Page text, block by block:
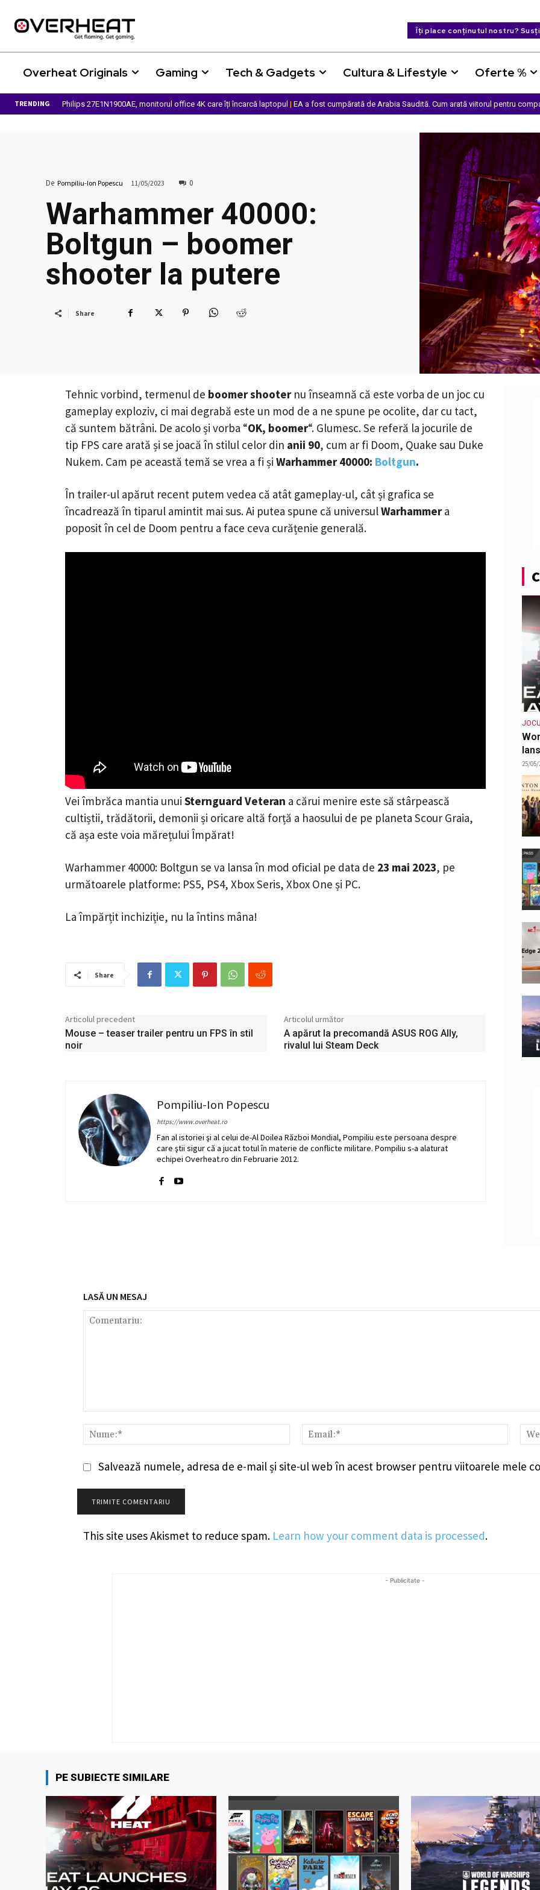
Îți place conținutul nostru?
Overheat Originals Gaming Tech & Gadgets Cultura & Lifestyle Oferte %
TRENDING Philips 27E1N1900AE, monitorul office 4K care îți încarcă laptopul | EA a fost cumpărată de Arabia Saudită. Cum arată viitorul pentru
De Pompiliu-Ion Popescu 11/05/2023 0
Warhammer 40000:
Boltgun – boomer
shooter la putere
Share
Tehnic vorbind, termenul de boomer shooternu înseamnă că este vorba de un joc cu
gameplay exploziv, ci mai degrabă este un mod de a ne spune pe ocolite, dar cu tact,
că suntem bătrâni. De acolo și vorba “OK, boomer“. Glumesc. Se referă la jocurile de
tip FPS care arată și se joacă în stilul celor din anii 90, cum ar fi Doom, Quake sau Duke
Nukem. Cam pe această temă se vrea a fi și Warhammer 40000: Boltgun.
În trailer-ul apărut recent putem vedea că atât gameplay-ul, cât și grafica se
încadrează în tiparul amintit mai sus. Ai putea spune că universulWarhammera
poposit în cel de Doom pentru a face ceva curățenie generală.
Vei îmbrăca mantia unui Sternguard Veteran a cărui menire este să stârpească
cultiștii, trădătorii, demonii și oricare altă forță a haosului de pe planeta Scour Graia,
că așa este voia mărețului Împărat!
Warhammer 40000: Boltgun se va lansa în mod oficial pe data de 23 mai 2023, pe
următoarele platforme: PS5, PS4, Xbox Seris, Xbox One și PC.
La împărțit inchiziție, nu la întins mâna!
Share
Articolul precedent
Mouse – teaser trailer pentru un FPS în stil
noir
Articolul următor
A apărut la precomandă ASUS ROG Ally,
rivalul lui Steam Deck
Pompiliu-Ion Popescu
https://www.overheat.ro
Fan al istoriei şi al celui de-Al Doilea Război Mondial, Pompiliu este persoana despre
care ştii sigur că a jucat totul în materie de conflicte militare. Pompiliu s-a alaturat
echipei Overheat.ro din Februarie 2012.
25/05/
LASĂ UN MESAJ
Nume:*
Salvează numele, adresa de e-mail și site-ul web în acest browser pentru viitoarele mele
This site uses Akismet to reduce spam. Learn how your comment data is processed.
- Publicitate -
PE SUBIECTE SIMILARE